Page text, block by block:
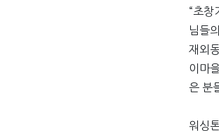
“초창
님들
재외
이마
은 분
워싱